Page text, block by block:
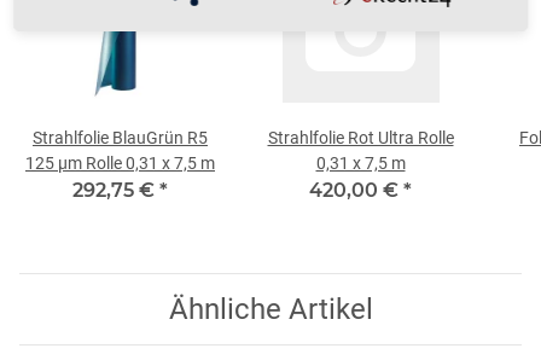
Strahlfolie BlauGrün R5
125 µm Rolle 0,31 x 7,5 m
292,75 € *
Strahlfolie Rot Ultra Rolle
0,31 x 7,5 m
420,00 € *
Ähnliche Artikel